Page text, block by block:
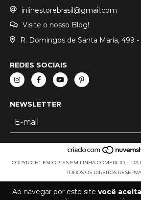
Ao navegar por este site você
inlinestorebrasil@gmail.com
Visite o nosso Blog!
R. Domingos de Santa Maria, 499 -
REDES SOCIAIS
NEWSLETTER
COPYRIGHT ESPORTES EM LINHA COMERCIO LTDA
TODOS OS DIREITOS